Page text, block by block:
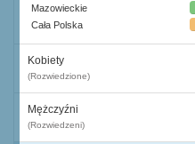
Mazowieckie
Cała Polska
Kobiety
(Rozwiedzione)
Mężczyźni
(Rozwiedzeni)